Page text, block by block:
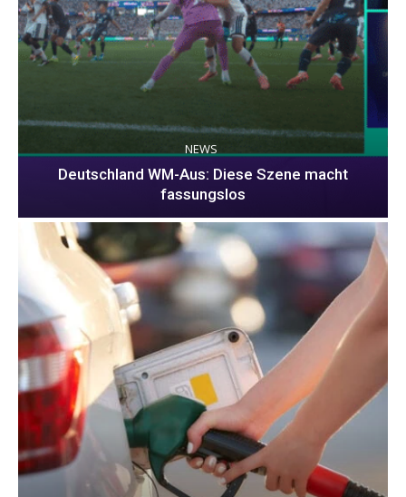
NEWS
Deutschland WM-Aus: Diese Szene macht
fassungslos